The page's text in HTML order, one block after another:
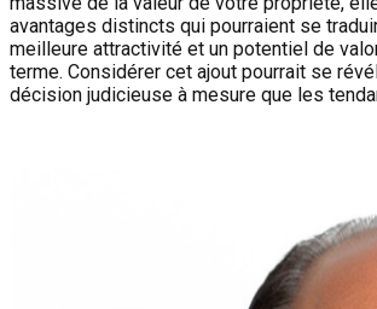
avantages distincts qui pourraient se
meilleure attractivité et un potentiel de
terme. Considérer cet ajout pourrait se
décision judicieuse à mesure que les